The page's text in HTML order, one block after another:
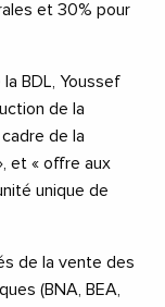
et 30% pour
BDL, Youssef
de la
de la
et « offre aux
unique de
de la vente des
(BNA, BEA,